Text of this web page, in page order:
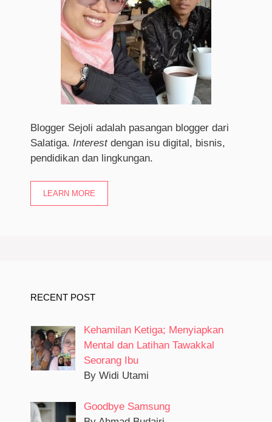
Blogger Sejoli adalah pasangan blogger dari
Salatiga. Interestdengan isu digital, bisnis,
pendidikan dan lingkungan.
LEARN MORE
RECENT POST
Kehamilan Ketiga; Menyiapkan
Mental dan Latihan Tawakkal
Seorang Ibu
By Widi Utami
Goodbye Samsung